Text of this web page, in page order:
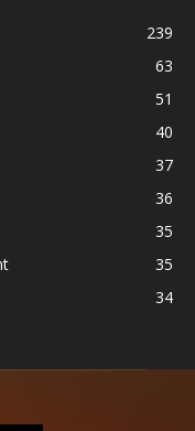
239
63
51
40
37
36
35
35
34